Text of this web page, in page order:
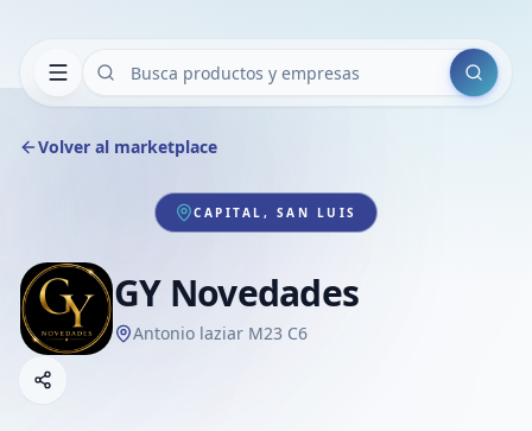
Buscar
Volver al marketplace
CAPITAL, SAN LUIS
GY Novedades
Antonio laziar M23 C6
Compartir empresa